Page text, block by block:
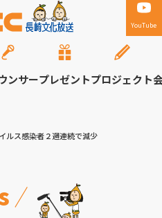
YouTube
ンサープレゼントプロジェクト
ルス感染者２週連続で減少